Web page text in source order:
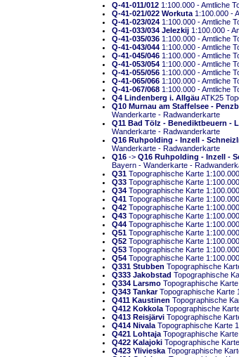
Q-41-011/0121:100.000 - Amtliche
Q-41-021/022 Workuta1:100.000 -
Q-41-023/0241:100.000 - Amtliche
Q-41-033/034 Jelezkij1:100.000 -
Q-41-035/0361:100.000 - Amtliche
Q-41-043/0441:100.000 - Amtliche
Q-41-045/0461:100.000 - Amtliche
Q-41-053/0541:100.000 - Amtliche
Q-41-055/0561:100.000 - Amtliche
Q-41-065/0661:100.000 - Amtliche
Q-41-067/0681:100.000 - Amtliche
Q4 Lindenberg i. Allgäu ATK25
Q10 Murnau am Staffelsee -
Wanderkarte - Radwanderkarte
Q11 Bad Tölz - Benediktbeuern -
Wanderkarte - Radwanderkarte
Q16 Ruhpolding - Inzell -
Wanderkarte - Radwanderkarte
Q16-> Q16 Ruhpolding - Inzell -
Bayern - Wanderkarte -
Q31Topographische Karte
Q33Topographische Karte
Q34Topographische Karte
Q41Topographische Karte
Q42Topographische Karte
Q43Topographische Karte
Q44Topographische Karte
Q51Topographische Karte
Q52Topographische Karte
Q53Topographische Karte
Q54Topographische Karte
Q331 Stubben Topographische
Q333 Jakobstad Topographische
Q334 LarsmoTopographische
Q343 TankarTopographische Karte
Q411 Kaustinen Topographische
Q412 KokkolaTopographische
Q413 ReisjärviTopographische
Q414 NivalaTopographische Karte
Q421 LohtajaTopographische
Q422 KalajokiTopographische
Q423 YlivieskaTopographische